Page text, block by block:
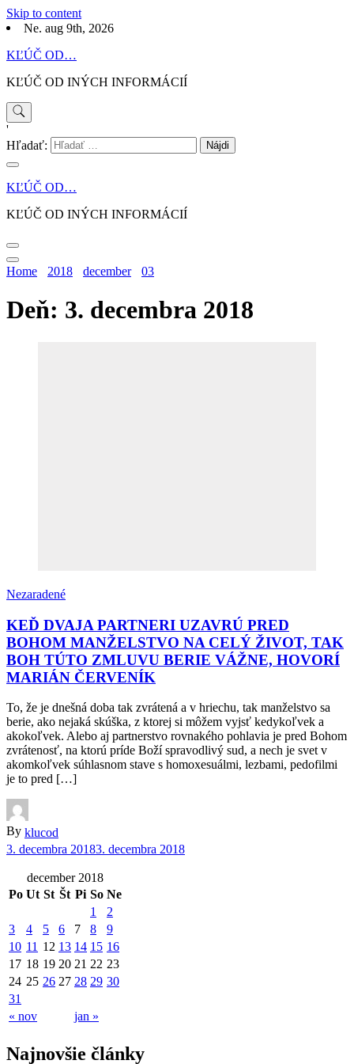
Skip to content
Ne. aug 9th, 2026
KĽÚČ OD…
KĽÚČ OD INÝCH INFORMÁCIÍ
'
Hľadať:
KĽÚČ OD…
KĽÚČ OD INÝCH INFORMÁCIÍ
Home 2018 december 03
Deň: 3. decembra 2018
Nezaradené
KEĎ DVAJA PARTNERI UZAVRÚ PRED
BOHOM MANŽELSTVO NA CELÝ ŽIVOT, TAK
BOH TÚTO ZMLUVU BERIE VÁŽNE, HOVORÍ
MARIÁN ČERVENÍK
To, že je dnešná doba tak zvrátená a v hriechu, tak manželstvo sa
berie, ako nejaká skúška, z ktorej si môžem vyjsť kedykoľvek a
akokoľvek. Alebo aj partnerstvo rovnakého pohlavia je pred Bohom
zvrátenosť, na ktorú príde Boží spravodlivý sud, a nech je svet v
akomkoľvek súhlasnom stave s homoxesuálmi, lezbami, pedofilmi
je to pred […]
By klucod
3. decembra 20183. decembra 2018
december 2018
Po Ut St Št Pi So Ne
« nov jan »
1
2
3
4 5 6 7 8
9
10 11 12 13 14 15 16
17 18 19 20 21 22 23
24 25 26 27 28 29 30
31
Najnovšie články